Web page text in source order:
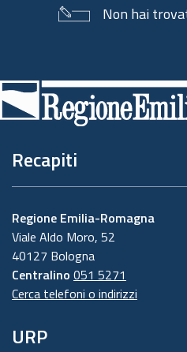
Non hai
di
pagina
Recapiti
Regione Emilia-Romagna
Viale Aldo Moro, 52
40127 Bologna
Centralino 051 5271
Cerca telefoni o indirizzi
URP